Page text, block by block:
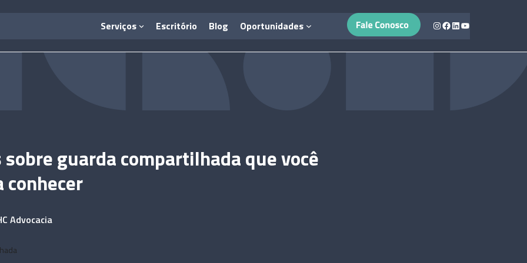
Serviços Escritório Blog Oportunidades Instagram
Facebook
LinkedIn
Youtube
guarda compartilhada que você
conhecer
Advocacia